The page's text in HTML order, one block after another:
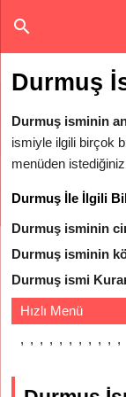
Durmuş
Durmuş isminin
ismiyle ilgili birçok
menüden
Durmuş İle İlgili
Durmuş isminin
Durmuş isminin
Durmuş ismi
Hızlı Menü